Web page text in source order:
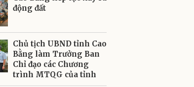
động đất
Chủ tịch UBND tỉnh Cao
Bằng làm Trưởng Ban
Chỉ đạo các Chương
trình MTQG của tỉnh